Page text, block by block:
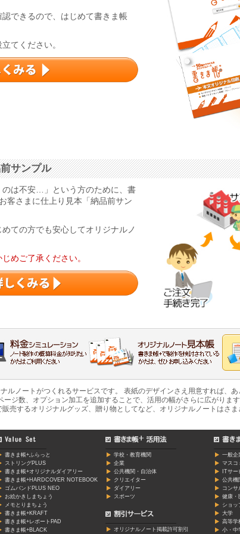
できるので、はじめて書きま帳
てください。
サンプル
のは不安…」という方のために、書
客さまに仕上り見本「納品前サン
ての方でも安心してオリジナルノ
めご了承ください。
ルノートがつくれるサービスです。 表紙のデザインさえ用意すれば、
ジ数、オプション加工を追加することで、活用の幅がさらに広がりま
売するオリジナルグッズ、贈り物としてなど、オリジナルノートはさ
書きま帳+ふらっと
ストリングPLUS
書きま帳+オリジナルダイアリー
書きま帳+HARDCOVER NOTEBOOK
ゴムバンドPLUS NEO
お絵かきしまちょう
メモとりまちょう
書きま帳+KRAFT
書きま帳+レポートPAD
書きま帳+BLACK
学校・教育機関
企業
公共機関・自治体
クリエイター
ダイアリー
スポーツ
オリジナルノート掲載許可割引
一般企
マスコ
ITサ
公共機
コンサ
健康・
ショッ
大学
高等学
小・中